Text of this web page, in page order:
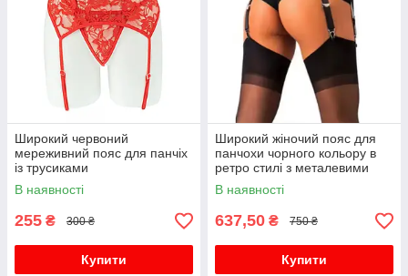
Широкий червоний
мереживний пояс для панчіх
із трусиками
В наявності
255 ₴ 300 ₴
Купити
Широкий жіночий пояс для
панчохи чорного кольору в
ретро стилі з металевими
пажами та широка тасьма
В наявності
637,50 ₴ 750 ₴
Купити